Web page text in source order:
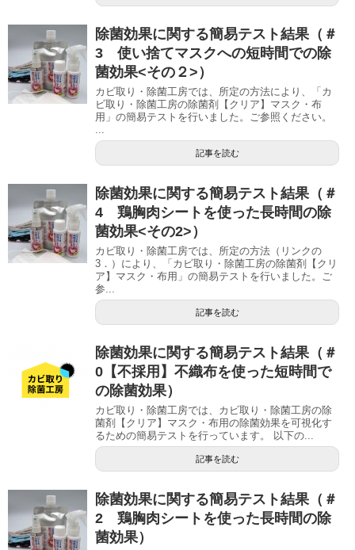
除菌効果に関する簡易テスト結果（＃
3 使い捨てマスクへの短時間での除
菌効果<その２>）
カビ取り・除菌工房では、所定の方法により、「カ
ビ取り・除菌工房の除菌剤【クリア】マスク・布
用」の簡易テストを行いました。ご参照ください。
...
記事を読む
除菌効果に関する簡易テスト結果（＃
4 鶏胸肉シートを使った長時間の除
菌効果<その2>）
カビ取り・除菌工房では、所定の方法（リンクの
3．）により、「カビ取り・除菌工房の除菌剤【クリ
ア】マスク・布用」の簡易テストを行いました。ご
参...
記事を読む
除菌効果に関する簡易テスト結果（＃
0【不採用】不織布を使った短時間で
の除菌効果）
カビ取り・除菌工房では、カビ取り・除菌工房の除
菌剤【クリア】マスク・布用の除菌効果を可視化す
るための簡易テストを行っています。 以下の...
記事を読む
除菌効果に関する簡易テスト結果（＃
2 鶏胸肉シートを使った長時間の除
菌効果）